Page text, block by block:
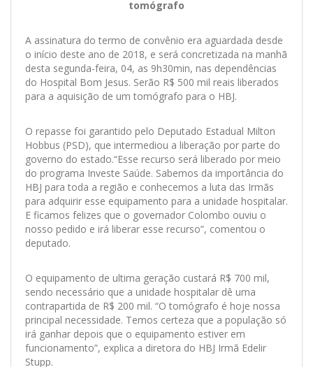
tomógrafo
A assinatura do termo de convênio era aguardada desde
o início deste ano de 2018, e será concretizada na manhã
desta segunda-feira, 04, as 9h30min, nas dependências
do Hospital Bom Jesus. Serão R$ 500 mil reais liberados
para a aquisição de um tomógrafo para o HBJ.
O repasse foi garantido pelo Deputado Estadual Milton
Hobbus (PSD), que intermediou a liberação por parte do
governo do estado.“Esse recurso será liberado por meio
do programa Investe Saúde. Sabemos da importância do
HBJ para toda a região e conhecemos a luta das Irmãs
para adquirir esse equipamento para a unidade hospitalar.
E ficamos felizes que o governador Colombo ouviu o
nosso pedido e irá liberar esse recurso”, comentou o
deputado.
O equipamento de ultima geração custará R$ 700 mil,
sendo necessário que a unidade hospitalar dê uma
contrapartida de R$ 200 mil. “O tomógrafo é hoje nossa
principal necessidade. Temos certeza que a população só
irá ganhar depois que o equipamento estiver em
funcionamento”, explica a diretora do HBJ Irmã Edelir
Stupp.